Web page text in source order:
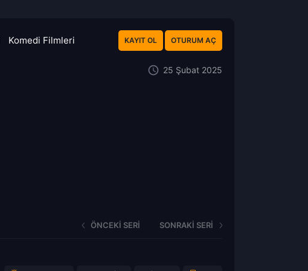
Komedi Filmleri KAYIT OL OTURUM AÇ
25 Şubat 2025
ÖNCEKI SERI SONRAKI SERI